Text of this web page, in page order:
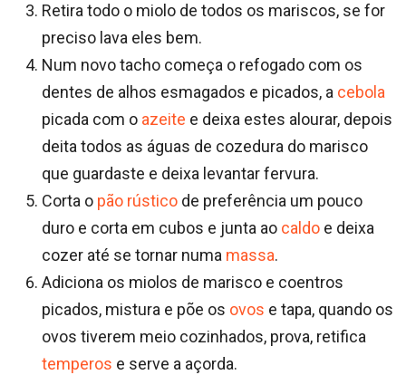
Retira todo o miolo de todos os mariscos, se for
preciso lava eles bem.
Num novo tacho começa o refogado com os
dentes de alhos esmagados e picados, a cebola
picada com o azeite e deixa estes alourar, depois
deita todos as águas de cozedura do marisco
que guardaste e deixa levantar fervura.
Corta o pão rústico de preferência um pouco
duro e corta em cubos e junta ao caldo e deixa
cozer até se tornar numa massa.
Adiciona os miolos de marisco e coentros
picados, mistura e põe os ovos e tapa, quando os
ovos tiverem meio cozinhados, prova, retifica
temperos e serve a açorda.